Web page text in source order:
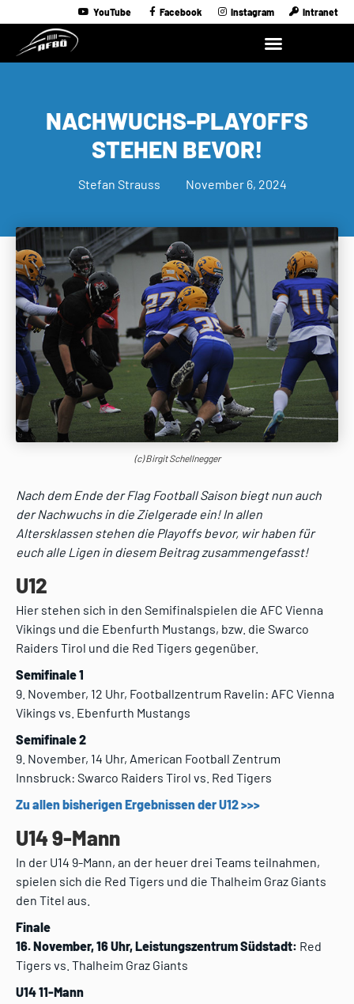
YouTube Facebook Instagram Intranet
NACHWUCHS-PLAYOFFS
STEHEN BEVOR!
Stefan Strauss November 6, 2024
(c) Birgit Schellnegger
Nach dem Ende der Flag Football Saison biegt nun auch
der Nachwuchs in die Zielgerade ein! In allen
Altersklassen stehen die Playoffs bevor, wir haben für
euch alle Ligen in diesem Beitrag zusammengefasst!
U12
Hier stehen sich in den Semifinalspielen die AFC Vienna
Vikings und die Ebenfurth Mustangs, bzw. die Swarco
Raiders Tirol und die Red Tigers gegenüber.
Semifinale 1
9. November, 12 Uhr, Footballzentrum Ravelin: AFC Vienna
Vikings vs. Ebenfurth Mustangs
Semifinale 2
9. November, 14 Uhr, American Football Zentrum
Innsbruck: Swarco Raiders Tirol vs. Red Tigers
Zu allen bisherigen Ergebnissen der U12 >>>
U14 9-Mann
In der U14 9-Mann, an der heuer drei Teams teilnahmen,
spielen sich die Red Tigers und die Thalheim Graz Giants
den Titel aus.
Finale
16. November, 16 Uhr, Leistungszentrum Südstadt: Red
Tigers vs. Thalheim Graz Giants
U14 11-Mann